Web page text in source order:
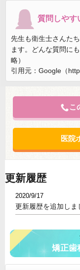
質問しやす
先生も衛生士さんた
ます。どんな質問に
略）
引用元：Google（
こ
医院
更新履歴
2020/9/17
更新履歴を追加しま
矯正歯